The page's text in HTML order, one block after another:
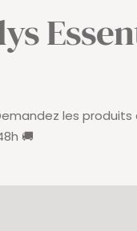
les produits
🚚